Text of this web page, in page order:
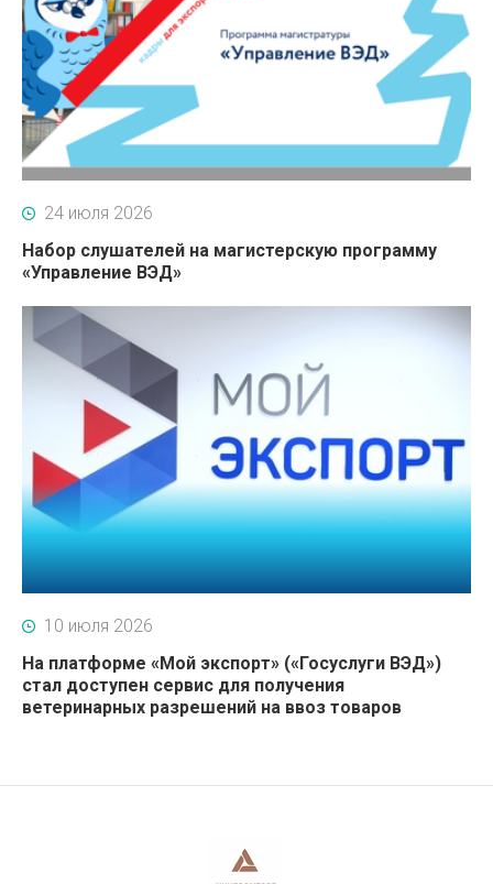
24 июля 2026
Набор слушателей на магистерскую программу
«Управление ВЭД»
10 июля 2026
На платформе «Мой экспорт» («Госуслуги ВЭД»)
стал доступен сервис для получения
ветеринарных разрешений на ввоз товаров